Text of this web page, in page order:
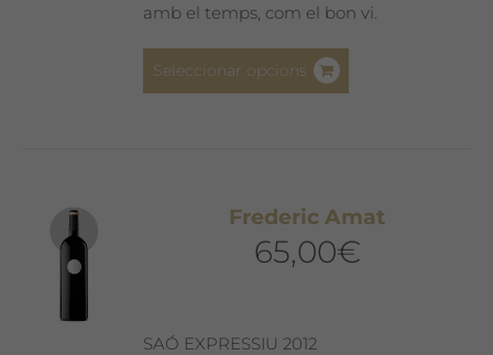
amb el temps, com el bon vi.
Seleccionar opcions
opcions
Frederic Amat
65,00€
SAÓ EXPRESSIU 2012